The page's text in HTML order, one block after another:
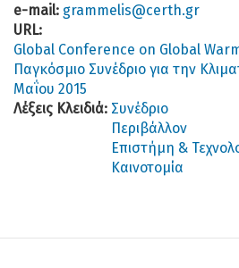
e-mail: grammelis@certh.gr
URL:
Global Conference on Global
Παγκόσμιο Συνέδριο για την
Μαΐου 2015
Λέξεις Κλειδιά: Συνέδριο
Περιβάλλον
Επιστήμη &
Καινοτομία